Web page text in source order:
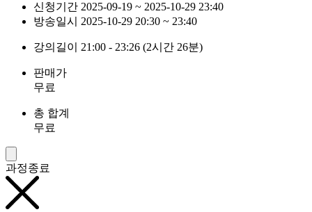
신청기간 2025-09-19 ~ 2025-10-29 23:40
방송일시
2025-10-29 20:30 ~ 23:40
강의길이 21:00 - 23:26 (2시간 26분)
판매가
무료
총 합계
무료
과정종료